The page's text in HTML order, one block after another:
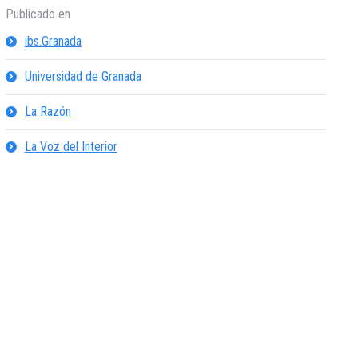
Publicado en
ibs.Granada
Universidad de Granada
La Razón
La Voz del Interior